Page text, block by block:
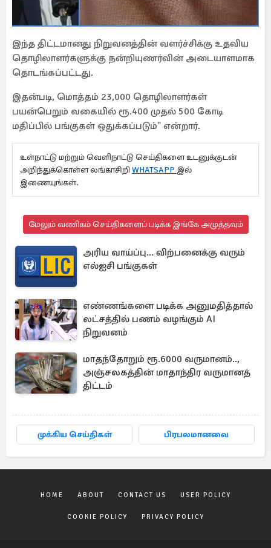
இந்த திட்டமானது நிறுவனத்தின் வளர்ச்சிக்கு உதவிய
தொழிலாளர்களுக்கு நன்றியுணர்வின் அடையாளமாக
தொடங்கப்பட்டது.
இதன்படி, மொத்தம் 23,000 தொழிலாளர்கள்
பயன்பெறும் வகையில் ரூ.400 முதல் 500 கோடி
மதிப்பில் பங்குகள் ஒதுக்கப்படும்" என்றார்.
உள்நாட்டு மற்றும் வெளிநாட்டு செய்திகளை உடனுக்குடன்
அறிந்துக்கொள்ள லங்காசிறி WHATSAPP இல்
இணையுங்கள்.
மேலும் வணிகம் செய்திகளைப் படிக்க இங்கே அழுத்தவும்
அரிய வாய்ப்பு... விற்பனைக்கு வரும்
எல்ஐசி பங்குகள்
எண்ணங்களை படிக்க அனுமதித்தால்
லட்சத்தில் பணம் வழங்கும் AI
நிறுவனம்
மாதந்தோறும் ரூ.6000 வருமானம்..,
அஞ்சலகத்தின் மாதாந்திர வருமானத்
திட்டம்
முக்கிய செய்திகள் பிரபலமானவை
HOME ABOUT CONTACT US USER POLICY
COOKIE POLICY PRIVACY POLICY